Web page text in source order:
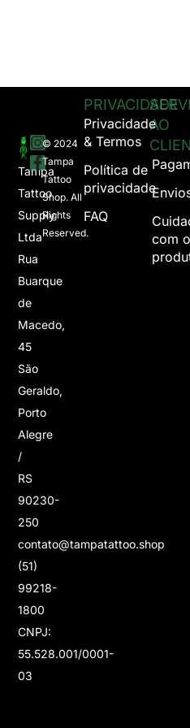
Tampa
Tattoo
Supply
Ltda
Rua
Buarque
de
Macedo,
45
São
Geraldo,
Porto
Alegre
/
RS
90230-
250
contato@tampatattoo.shop
(51)
99218-
1800
CNPJ:
55.528.001/0001-
03
© 2024
Tampa
Tattoo
Shop. All
Rights
Reserved.
AO
com o
PRIVACIDADE
Privacidade
& Termos
Política de
privacidade
FAQ